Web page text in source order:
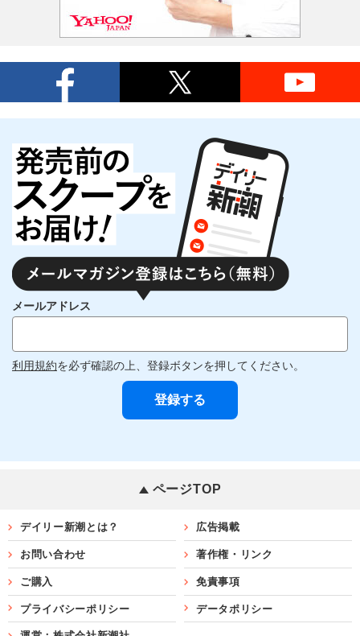
メールアドレス
利用規約を必ず確認の上、登録ボタンを押してください。
ページTOP
デイリー新潮とは？ 広告掲載
お問い合わせ 著作権・リンク
ご購入 免責事項
プライバシーポリシー データポリシー